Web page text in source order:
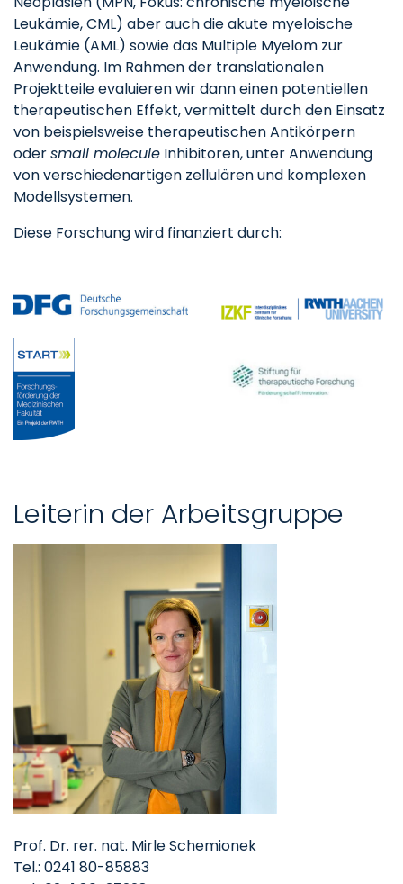
Leukämie, CML) aber auch die akute myeloische
Leukämie (AML) sowie das Multiple Myelom zur
Anwendung. Im Rahmen der translationalen
Projektteile evaluieren wir dann einen potentiellen
therapeutischen Effekt, vermittelt durch den Einsatz
von beispielsweise therapeutischen Antikörpern
odersmall molecule Inhibitoren, unter Anwendung
von verschiedenartigen zellulären und komplexen
Modellsystemen.
Diese Forschung wird finanziert durch:
Leiterin der Arbeitsgruppe
Prof. Dr. rer. nat. Mirle Schemionek
Tel.: 0241 80-85883